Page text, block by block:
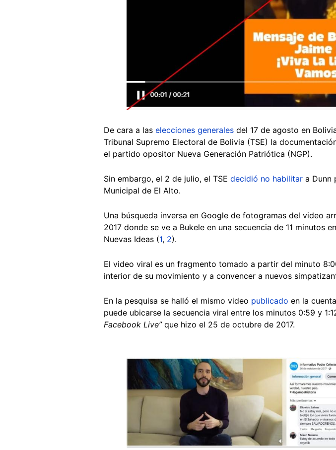
De cara a las elecciones generales del 17 de agosto en
Tribunal Supremo Electoral de Bolivia (TSE) la
el partido opositor Nueva Generación Patriótica (NGP).
Sin embargo, el 2 de julio, el TSE decidió no habilitar a Dunn
Municipal de El Alto.
Una búsqueda inversa en Google de fotogramas del video
2017 donde se ve a Bukele en una secuencia de 11 minutos
Nuevas Ideas (1, 2).
El video viral es un fragmento tomado a partir del minuto
interior de su movimiento y a convencer a nuevos
En la pesquisa se halló el mismo video publicado en la
puede ubicarse la secuencia viral entre los minutos 0:59 y
Facebook Live” que hizo el 25 de octubre de 2017.